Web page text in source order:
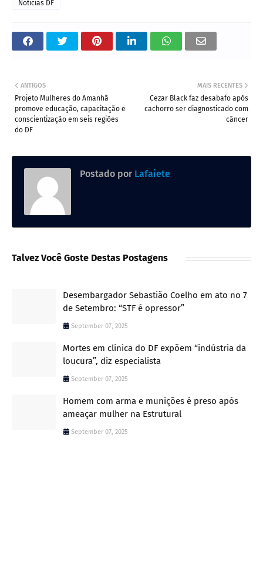
Noticias DF
MAIS RECENTES
Cezar Black faz desabafo após
cachorro ser diagnosticado com
câncer
ANTIGOS
Projeto Mulheres do Amanhã
promove educação, capacitação e
conscientização em seis regiões
do DF
Postado por Lafaiete
Talvez Você Goste Destas Postagens
Desembargador Sebastião Coelho em ato no 7
de Setembro: “STF é opressor”
September 07, 2025
Mortes em clínica do DF expõem “indústria da
loucura”, diz especialista
September 07, 2025
Homem com arma e munições é preso após
ameaçar mulher na Estrutural
September 07, 2025